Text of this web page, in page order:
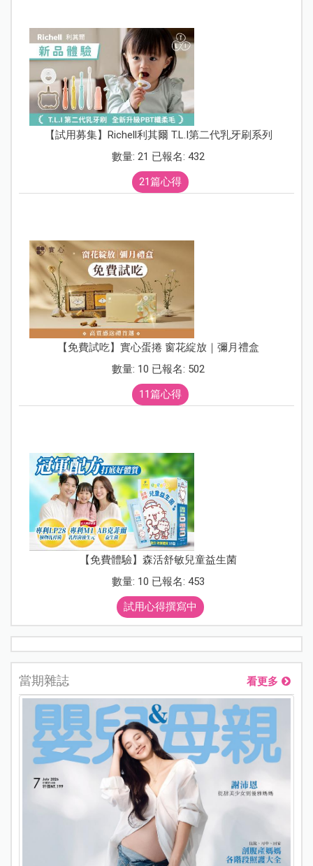
【試用募集】Richell利其爾 T.L.I第二代乳牙刷系列
數量: 21 已報名: 432
21篇心得
【免費試吃】實心蛋捲 窗花綻放｜彌月禮盒
數量: 10 已報名: 502
11篇心得
【免費體驗】森活舒敏兒童益生菌
數量: 10 已報名: 453
試用心得撰寫中
當期雜誌 看更多